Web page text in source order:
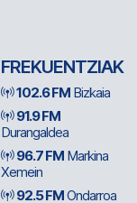
FREKUENTZIAK
102.6 FM Bizkaia
91.9 FM
Durangaldea
96.7 FM Markina
Xemein
92.5 FMOndarroa